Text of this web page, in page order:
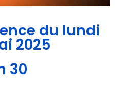
du lundi
2025
30